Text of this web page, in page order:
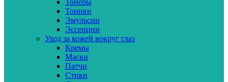
Тоники
Эмульсии
Эссенции
Уход за кожей вокруг глаз
Кремы
Маски
Патчи
Стики